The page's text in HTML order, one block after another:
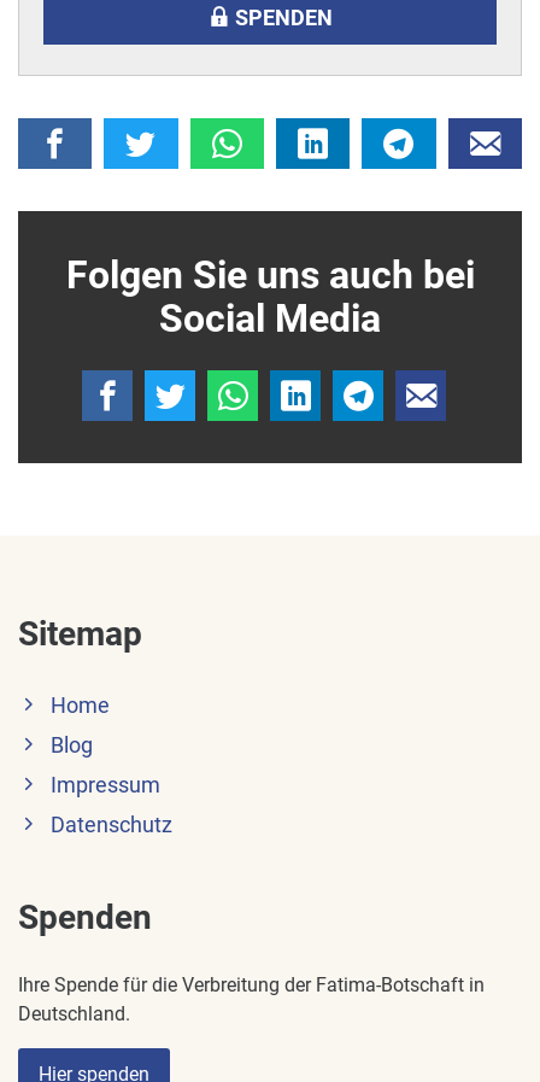
SPENDEN
Folgen Sie uns auch bei
Social Media
Sitemap
Home
Blog
Impressum
Datenschutz
Spenden
Ihre Spende für die Verbreitung der Fatima-Botschaft in
Deutschland.
Hier spenden